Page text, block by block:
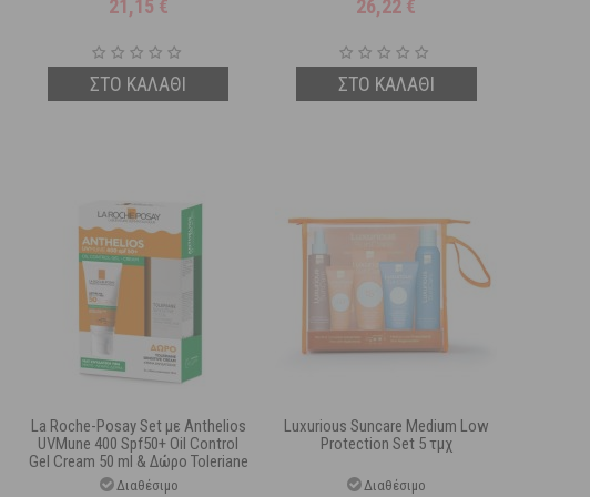
και Blac...
21,15 €
ΣΤΟ ΚΑΛΑΘΙ
26,22 €
ΣΤΟ ΚΑΛΑΘΙ
La Roche-Posay Set με Anthelios
UVMune 400 Spf50+ Oil Control
Gel Cream 50 ml & Δώρο Toleriane
Sensitive Cream 15 ml
Διαθέσιμο
Luxurious Suncare Medium Low
Protection Set 5 τμχ
Διαθέσιμο